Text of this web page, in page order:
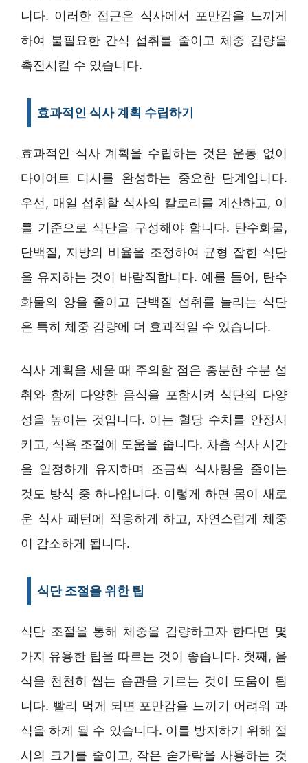
니다. 이러한 접근은 식사에서 포만감을 느끼게
하여 불필요한 간식 섭취를 줄이고 체중 감량을
촉진시킬 수 있습니다.
효과적인 식사 계획 수립하기
효과적인 식사 계획을 수립하는 것은 운동 없이
다이어트 디시를 완성하는 중요한 단계입니다.
우선, 매일 섭취할 식사의 칼로리를 계산하고, 이
를 기준으로 식단을 구성해야 합니다. 탄수화물,
단백질, 지방의 비율을 조정하여 균형 잡힌 식단
을 유지하는 것이 바람직합니다. 예를 들어, 탄수
화물의 양을 줄이고 단백질 섭취를 늘리는 식단
은 특히 체중 감량에 더 효과적일 수 있습니다.
식사 계획을 세울 때 주의할 점은 충분한 수분 섭
취와 함께 다양한 음식을 포함시켜 식단의 다양
성을 높이는 것입니다. 이는 혈당 수치를 안정시
키고, 식욕 조절에 도움을 줍니다. 차츰 식사 시간
을 일정하게 유지하며 조금씩 식사량을 줄이는
것도 방식 중 하나입니다. 이렇게 하면 몸이 새로
운 식사 패턴에 적응하게 하고, 자연스럽게 체중
이 감소하게 됩니다.
식단 조절을 위한 팁
식단 조절을 통해 체중을 감량하고자 한다면 몇
가지 유용한 팁을 따르는 것이 좋습니다. 첫째, 음
식을 천천히 씹는 습관을 기르는 것이 도움이 됩
니다. 빨리 먹게 되면 포만감을 느끼기 어려워 과
식을 하게 될 수 있습니다. 이를 방지하기 위해 접
시의 크기를 줄이고, 작은 숟가락을 사용하는 것